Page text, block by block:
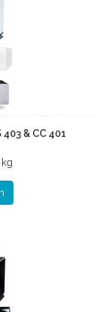
403 & CC 401